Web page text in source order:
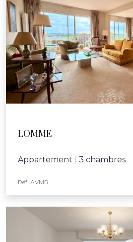
LOMME
Appartement 3 chambres
Réf. AVMR